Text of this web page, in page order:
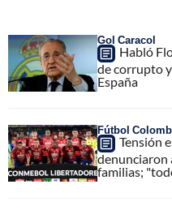
Gol Caracol
Habló
de corrupto
España
Fútbol
Tensión
denunciaron
familias;